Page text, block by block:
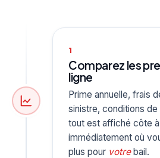
1
Comparez les
ligne
Prime annuelle, frais
sinistre, conditions
tout est affiché côte
immédiatement où
plus pour votrebail.